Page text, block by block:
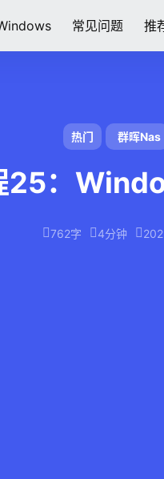
常见问题 推
热门 群晖Nas
25：
762字 4分钟